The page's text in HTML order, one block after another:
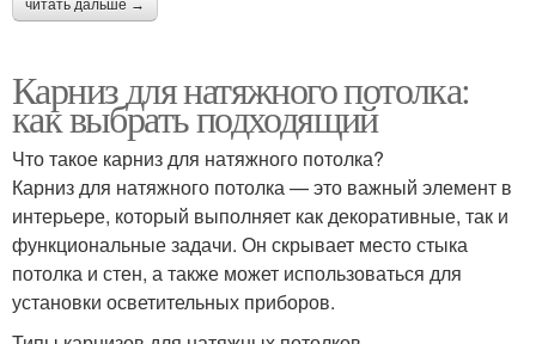
читать дальше →
Карниз для натяжного потолка:
как выбрать подходящий
Что такое карниз для натяжного потолка?
Карниз для натяжного потолка — это важный элемент в
интерьере, который выполняет как декоративные, так и
функциональные задачи. Он скрывает место стыка
потолка и стен, а также может использоваться для
установки осветительных приборов.